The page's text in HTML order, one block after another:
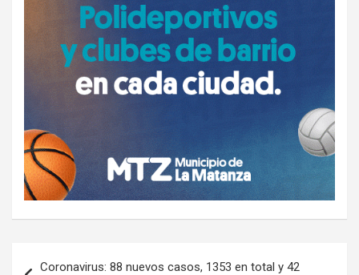
Coronavirus: 88 nuevos casos, 1353 en total y 42